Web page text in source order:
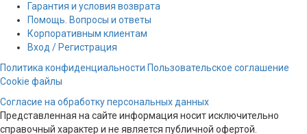
Гарантия и условия возврата
Помощь. Вопросы и ответы
Корпоративным клиентам
Вход / Регистрация
Политика конфиденциальности Пользовательское соглашение
Cookie файлы
Согласие на обработку персональных данных
Представленная на сайте информация носит исключительно
справочный характер и не является публичной офертой.